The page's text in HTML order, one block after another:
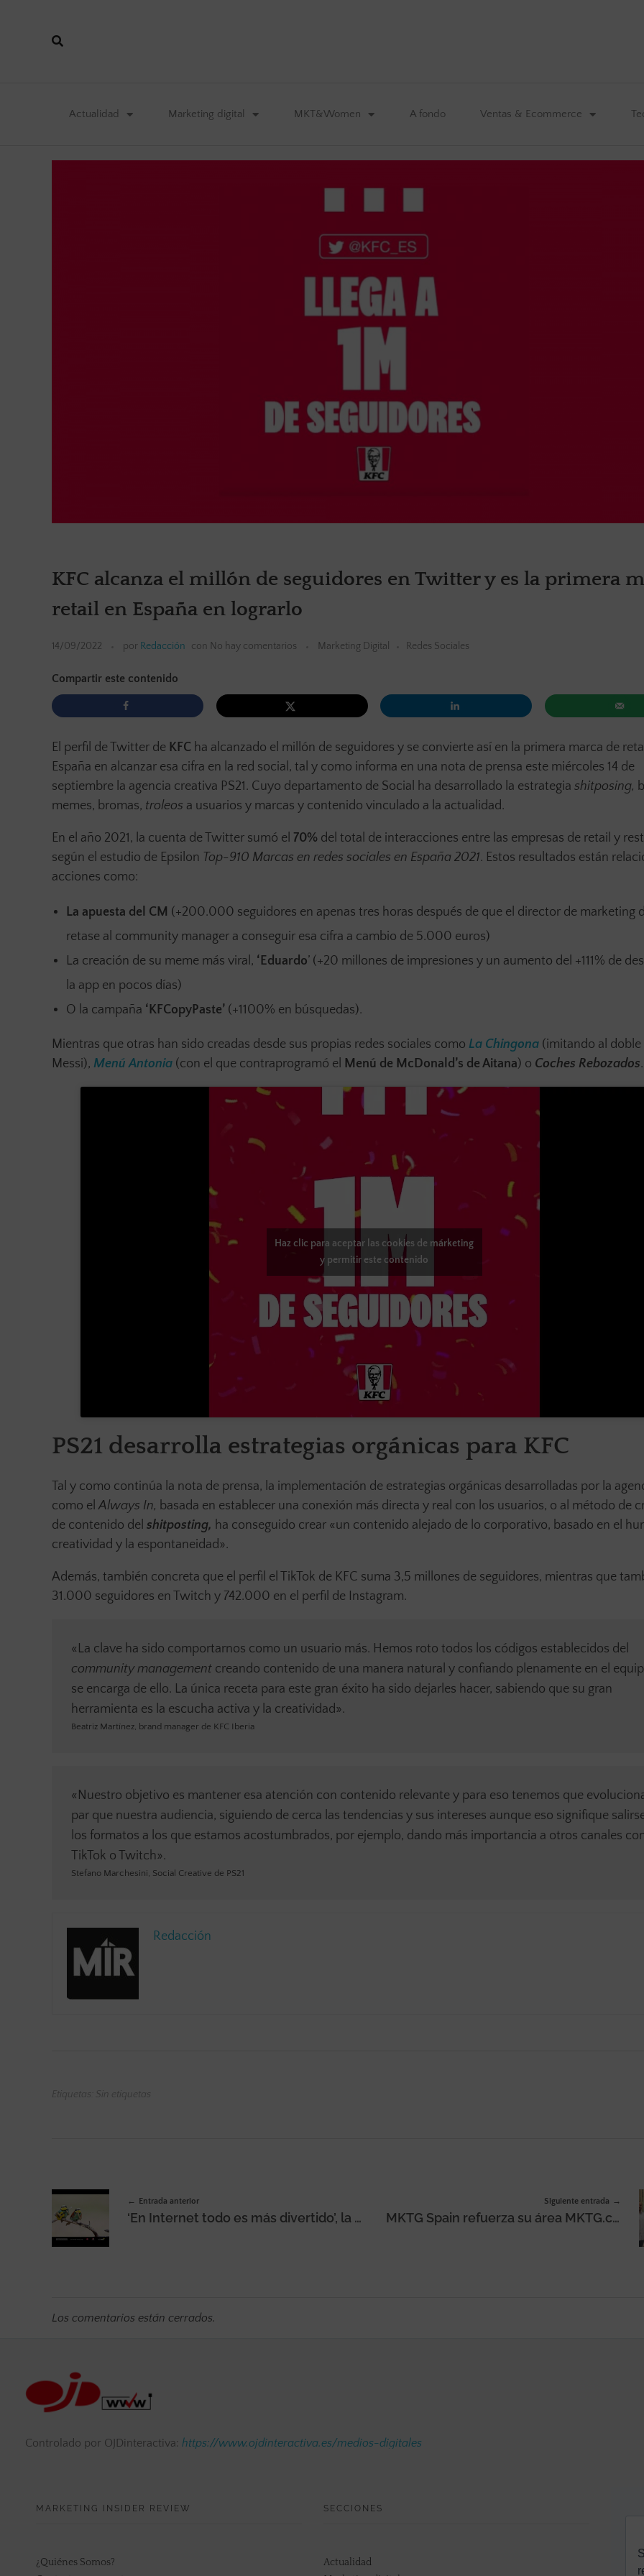
Actualidad Marketing digital MKT&Women A fondo Ventas & Ecommerce
KFC alcanza el millón de seguidores en Twitter y es la primera
retail en España en lograrlo
14/09/2022 por Redacción con No hay comentarios Marketing Digital Redes Sociales
Compartir este contenido
El perfil de Twitter de KFC ha alcanzado el millón de seguidores y se convierte así en la primera marca de
España en alcanzar esa cifra en la red social, tal y como informa en una nota de prensa este miércoles 14 de
septiembre la agencia creativa PS21. Cuyo departamento de Social ha desarrollado la estrategia shitposing,
memes, bromas, troleos a usuarios y marcas y contenido vinculado a la actualidad.
En el año 2021, la cuenta de Twitter sumó el 70% del total de interacciones entre las empresas de retail y
según el estudio de Epsilon Top-910 Marcas en redes sociales en España 2021. Estos resultados están
acciones como:
La apuesta del CM (+200.000 seguidores en apenas tres horas después de que el director de marketing
retase al community manager a conseguir esa cifra a cambio de 5.000 euros)
La creación de su meme más viral, ‘Eduardo’ (+20 millones de impresiones y un aumento del +111% de
la app en pocos días)
O la campaña ‘KFCopyPaste’ (+1100% en búsquedas).
Mientras que otras han sido creadas desde sus propias redes sociales como La Chingona (imitando al doble
Messi), Menú Antonia (con el que contraprogramó el Menú de McDonald’s de Aitana) o Coches Rebozados
Haz clic para aceptar las cookies de márketing
y permitir este contenido
PS21 desarrolla estrategias orgánicas para KFC
Tal y como continúa la nota de prensa, la implementación de estrategias orgánicas desarrolladas por la
como elAlways In, basada en establecer una conexión más directa y real con los usuarios, o al método de
de contenido del shitposting, ha conseguido crear «un contenido alejado de lo corporativo, basado en el
creatividad y la espontaneidad».
Además, también concreta que el perfil el TikTok de KFC suma 3,5 millones de seguidores, mientras que
31.000 seguidores en Twitch y 742.000 en el perfil de Instagram.
«La clave ha sido comportarnos como un usuario más. Hemos roto todos los códigos establecidos del
community management creando contenido de una manera natural y confiando plenamente en el
se encarga de ello. La única receta para este gran éxito ha sido dejarles hacer, sabiendo que su gran
herramienta es la escucha activa y la creatividad».
Beatriz Martínez, brand manager de KFC Iberia
«Nuestro objetivo es mantener esa atención con contenido relevante y para eso tenemos que
par que nuestra audiencia, siguiendo de cerca las tendencias y sus intereses aunque eso signifique
los formatos a los que estamos acostumbrados, por ejemplo, dando más importancia a otros canales
TikTok o Twitch».
Stefano Marchesini, Social Creative de PS21
Redacción
Etiquetas: Sin etiquetas
Entrada anterior
‘En Internet todo es más divertido’, la nueva campaña de reposicionamiento de Betway
Siguiente entrada
MKTG Spain refuerza su área MKTG.corporate con Joâo Mendes, Eliseo Escámez, Alejandro Sánchez y Paula Gallego
Los comentarios están cerrados.
Controlado por OJDinteractiva: https://www.ojdinteractiva.es/medios-digitales
MARKETING INSIDER REVIEW
¿Quiénes Somos?
SECCIONES
Actualidad